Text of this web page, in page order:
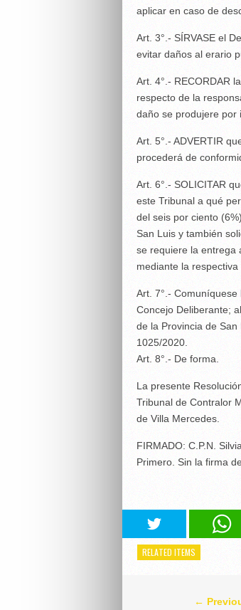
aplicar en caso de
Art. 3°.- SÍRVASE el
evitar daños al erario
Art. 4°.- RECORDAR
respecto de la
daño se produjere por
Art. 5°.- ADVERTIR
procederá de
Art. 6°.- SOLICITAR
este Tribunal a qué
del seis por ciento
San Luis y también
se requiere la entrega
mediante la
Art. 7°.-
Concejo Deliberante;
de la Provincia de
1025/2020.
Art. 8°.- De forma.
La presente
Tribunal de Contralor
de Villa Mercedes.
FIRMADO: C.P.N.
Primero. Sin la firma
RELATED ITEMS
←